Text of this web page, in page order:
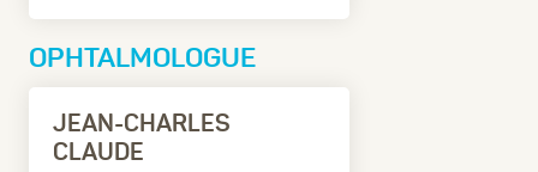
OPHTALMOLOGUE
JEAN-CHARLES
CLAUDE